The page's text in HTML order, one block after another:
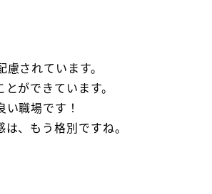
されています。
ができています。
職場です！
、もう格別ですね。